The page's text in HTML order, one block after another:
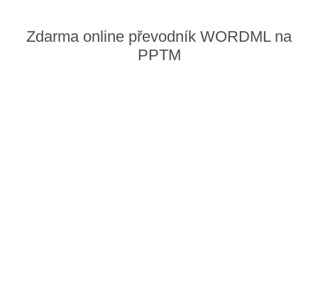
Zdarma online převodník WORDML na
PPTM